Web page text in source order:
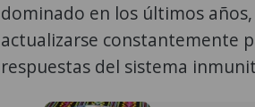
dominado en los últimos
actualizarse constantemente
respuestas del sistema